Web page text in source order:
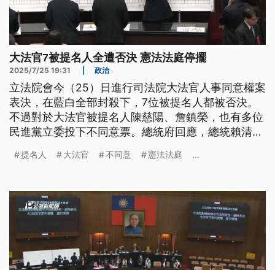
大法官7被提名人全遭否決 憲法法庭停擺
2025/7/25 19:31 政治
立法院會今（25）日進行司法院大法官人事同意權案
表決，在藍白全部封殺下，7位被提名人都被否決。
不過對於大法官被提名人陳慈陽、詹鎮榮，也有多位
民進黨立委投下不同意票。總統府回應，總統賴清德
庭無法正常運作，損害人民基本權利。
提名人 大法官 不同意 憲法法庭 ...